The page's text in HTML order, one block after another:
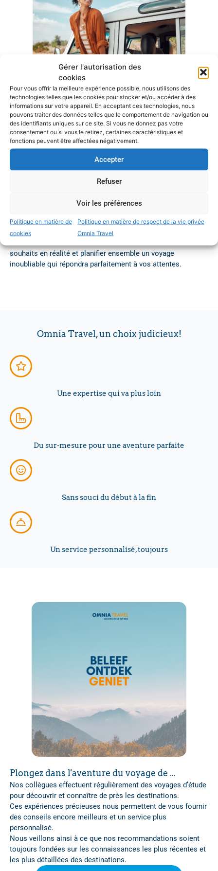
Gérer l'autorisation des
cookies
Pour vous offrir la meilleure expérience possible, nous utilisons des
technologies telles que les cookies pour stocker et/ou accéder à des
informations sur votre appareil. En acceptant ces technologies, nous
pouvons traiter des données telles que le comportement de navigation ou
des identifiants uniques sur ce site. Si vous ne donnez pas votre
consentement ou si vous le retirez, certaines caractéristiques et
fonctions peuvent être affectées négativement.
Accepter
Refuser
Voir les préférences
Politique en matière de
cookies
Politique en matière de respect de la vie privée
Omnia Travel
Un voyage de vacances sur mesure?
Que vous préfériez un voyage romantique à deux, des
vacances familiales pleines d’aventures ou que vous partiez
seul à la découverte de vous-même, Omnia Travel est à
l’écoute de vos désirs et de vos besoins et crée des
vacances sur mesure qui répondent parfaitement à vos
attentes. Nous prenons en compte tous les détails, de
l’hébergement aux activités.
monde entier, ce qui nous permet d’accéder à des
expériences uniques. Notre objectif est d’offrir un voyage de
vacances sur mesure, mais aussi de créer des souvenirs qui
souhaits en réalité et planifier ensemble un voyage
inoubliable qui répondra parfaitement à vos attentes.
Omnia Travel, un choix judicieux!
Une expertise qui va plus loin
Du sur-mesure pour une aventure parfaite
Sans souci du début à la fin
Un service personnalisé, toujours
Plongez dans l'aventure du voyage de ...
Nos collègues effectuent régulièrement des voyages d’étude
pour découvrir et connaître de près les destinations.
Ces expériences précieuses nous permettent de vous fournir
des conseils encore meilleurs et un service plus
personnalisé.
Nous veillons ainsi à ce que nos recommandations soient
toujours fondées sur les connaissances les plus récentes et
les plus détaillées des destinations.